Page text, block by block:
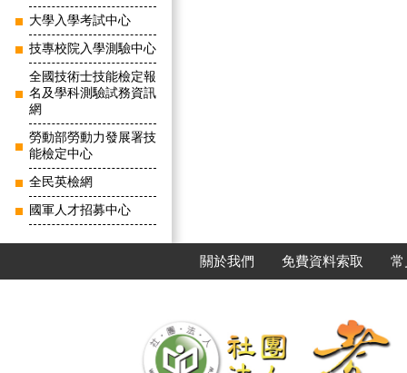
大學入學考試中心
技專校院入學測驗中心
全國技術士技能檢定報
名及學科測驗試務資訊
網
勞動部勞動力發展署技
能檢定中心
全民英檢網
國軍人才招募中心
關於我們 免費資料索取 常